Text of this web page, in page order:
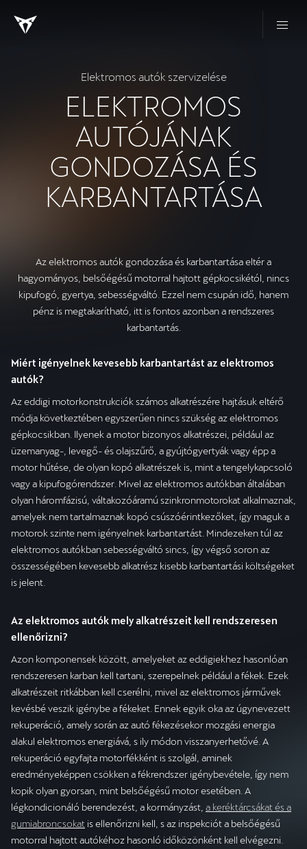
Elektromos autók szervizelése
ELEKTROMOS
AUTÓJÁNAK
GONDOZÁSA ÉS
KARBANTARTÁSA
Az elektromos autók gondozása és karbantartása eltér a
hagyományos, belsőégésű motorral hajtott gépkocsikétól, nincs
kipufogó, gyertya, sebességváltó. Ezzel nem csupán idő, hanem
pénz is megtakarítható, itt is fontos azonban a rendszeres
karbantartás.
Miért igényelnek kevesebb karbantartást az elektromos
autók?
Az eddigi motorkonstrukciók számos alkatrészére hajtásuk eltérő
módja következtében egyszerűen nincs szükség az elektromos
gépkocsikban. Ilyenek a motor bizonyos alkatrészei, például az
üzemanyag-, levegő- és olajszűrő, a gyújtógyertyák vagy épp a
motor hűtése, de olyan kopó alkatrészek is, mint a tengelykapcsoló
vagy a kipufogórendszer. Mivel az elektromos autókban általában
olyan háromfázisú, váltakozóáramú szinkronmotorokat alkalmaznak,
amelyek nem tartalmaznak kopó csúszóérintkezőket, így maguk a
motorok szinte nem igényelnek karbantartást. Mindezeken túl az
elektromos autókban sebességváltó sincs, így végső soron az
összességében kevesebb alkatrész kisebb karbantartási költségeket
is jelent.
Az elektromos autók mely alkatrészeit kell rendszeresen
ellenőrizni?
Azon komponensek között, amelyeket az eddigiekhez hasonlóan
rendszeresen karban kell tartani, szerepelnek például a fékek. Ezek
alkatrészeit ritkábban kell cserélni, mivel az elektromos járművek
kevésbé veszik igénybe a fékeket. Ennek egyik oka az úgynevezett
rekuperáció, amely során az autó fékezésekor mozgási energia
alakul elektromos energiává, s ily módon visszanyerhetővé. A
rekuperáció egyfajta motorfékként is szolgál, aminek
eredményeképpen csökken a fékrendszer igénybevétele, így nem
kopik olyan gyorsan, mint belsőégésű motor esetében. A
légkondicionáló berendezést, a kormányzást, a keréktárcsákat és a
gumiabroncsokat is ellenőrizni kell, s az inspekciót a belsőégésű
motorral hajtott autókéhoz hasonló időközönként kell elvégezni.